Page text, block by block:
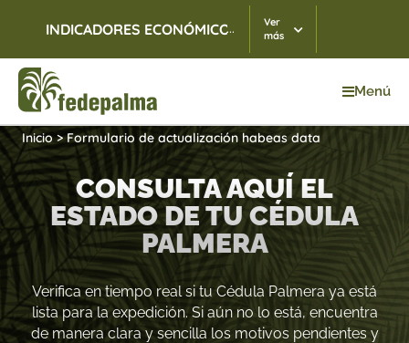
INDICADORES ECONÓMICOS TRM 07/08/2026
...
Ver
más
Menú
Inicio>Formulario de actualización habeas data
CONSULTA AQUÍ EL
ESTADO DE TU CÉDULA
PALMERA
Verifica en tiempo real si tu Cédula Palmera ya está
lista para la expedición. Si aún no lo está, encuentra
de manera clara y sencilla los motivos pendientes y